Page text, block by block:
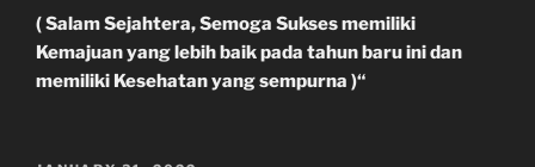
( Salam Sejahtera, Semoga Sukses memiliki
Kemajuan yang lebih baik pada tahun baru ini dan
memiliki Kesehatan yang sempurna )“